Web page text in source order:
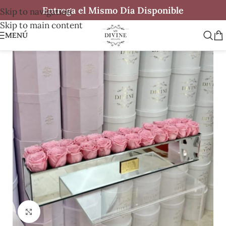
Skip to navigation
Skip to main content
Entrega el Mismo Día Disponible
MENÚ
Clic para ampliar